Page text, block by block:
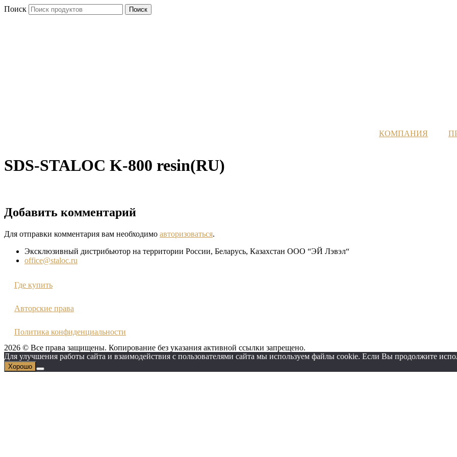
Перейти
Поиск Поиск
КОМПАНИЯ
SDS-STALOC K-800 resin(RU)
Добавить комментарий
Для отправки комментария вам необходимо авторизоваться.
Эксклюзивный дистрибьютор на территории России, Беларусь, Казахстан ООО “ЭЙ Лэвэл“
office@staloc.ru
Где купить
Авторские права
Политика конфиденциальности
2026 © Все права защищены. Копирование без указания активной ссылки запрещено.
Для улучшения работы сайта и взаимодействия с пользователями сайта мы используем файлы cookie. Если Вы продолжите
Хорошо